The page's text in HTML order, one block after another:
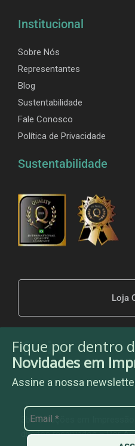
Fique por dentro
Novidades em
Assine a nossa
Institucional
Sobre Nós
Representantes
Blog
Sustentabilidade
Fale Conosco
Política de Privacidade
Sustentabilidade
Loja
3be Soluções em
direitos reservados – Por